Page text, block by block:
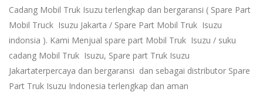
Cadang Mobil Truk Isuzu terlengkap dan bergaransi ( Spare Part
Mobil Truck Isuzu Jakarta / Spare Part Mobil Truk Isuzu
indonsia ). Kami Menjual spare part Mobil Truk Isuzu / suku
cadang Mobil Truk Isuzu, Spare part Truk Isuzu
Jakartaterpercaya dan bergaransi dan sebagai distributor Spare
Part Truk Isuzu Indonesia terlengkap dan aman